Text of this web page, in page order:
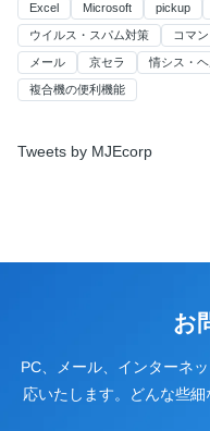
Excel Microsoft pickup
ウイルス・スパム対策 コマ
メール 京セラ 情シス・
複合機の便利機能
Tweets by MJEcorp
お
PC、メール、インターネ
応いたします。どんな些